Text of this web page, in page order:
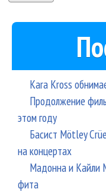
Kara Kross
Продолжение
этом году
Басист Mötley
на концертах
Мадонна и Кайли
фита